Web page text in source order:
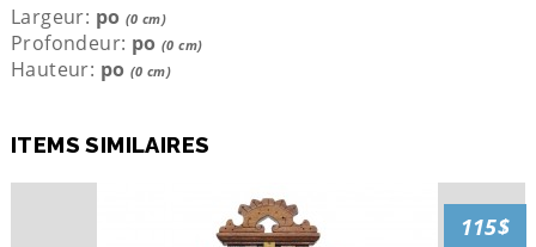
Largeur: po (0 cm)
Profondeur: po (0 cm)
Hauteur: po (0 cm)
ITEMS SIMILAIRES
115$